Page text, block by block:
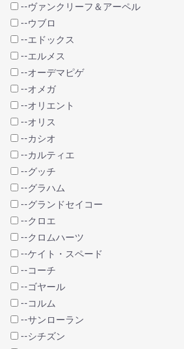
--ヴァンクリーフ＆アーペル
--ウブロ
--エドックス
--エルメス
--オーデマピゲ
--オメガ
--オリエント
--オリス
--カシオ
--カルティエ
--グッチ
--グラハム
--グランドセイコー
--クロエ
--クロムハーツ
--ケイト・スペード
--コーチ
--ゴヤール
--コルム
--サンローラン
--シチズン